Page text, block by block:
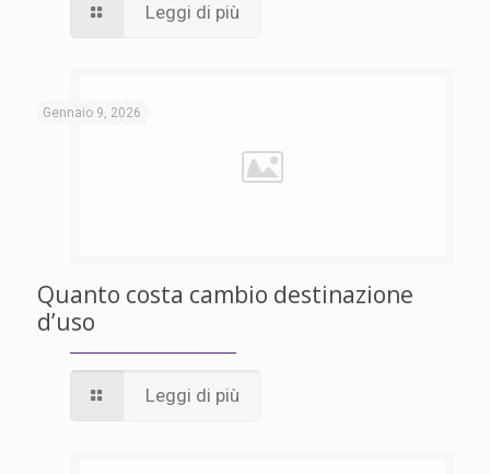
Leggi di più
Gennaio 9, 2026
Quanto costa cambio destinazione
d’uso
Leggi di più